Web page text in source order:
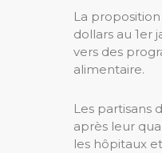
La
dollars au 1er
vers des
alimentaire.
Les partisans
après leur
les hôpitaux